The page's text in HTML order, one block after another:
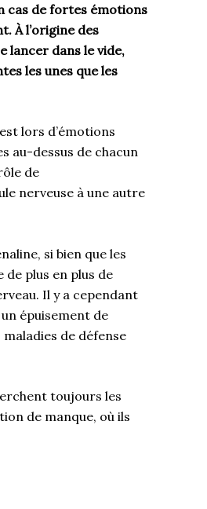
cas de fortes émotions
À l’origine des
lancer dans le vide,
les unes que les
lors d’émotions
au-dessus de chacun
de
nerveuse à une autre
si bien que les
plus en plus de
Il y a cependant
épuisement de
de défense
toujours les
de manque, où ils